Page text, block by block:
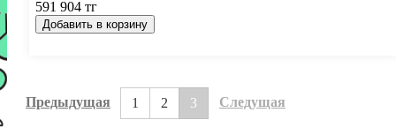
591 904 тг
Добавить в корзину
Предыдущая 1 2 3 Следущая